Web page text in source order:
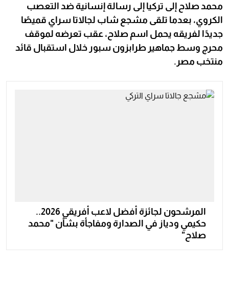
محمد صلاح إلى تركيا إلى رسالة إنسانية ضد التعصب
الكروي، بعدما تلقى مشجع شاب لجالاتا سراي قميصًا
جديدًا لفريقه يحمل اسم صلاح، عقب تعرضه لموقف
محرج وسط جماهير طرابزون سبور خلال استقبال قائد
منتخب مصر.
المرشحون لجائزة أفضل لاعب أفريقي 2026..
حكيمي ودياز في الصدارة ومفاجأة بشأن "محمد
صلاح"